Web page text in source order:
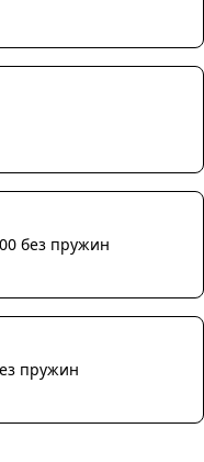
без пружин
пружин